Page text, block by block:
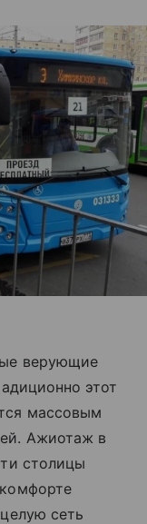
верующие
этот
массовым
Ажиотаж в
столицы
сеть